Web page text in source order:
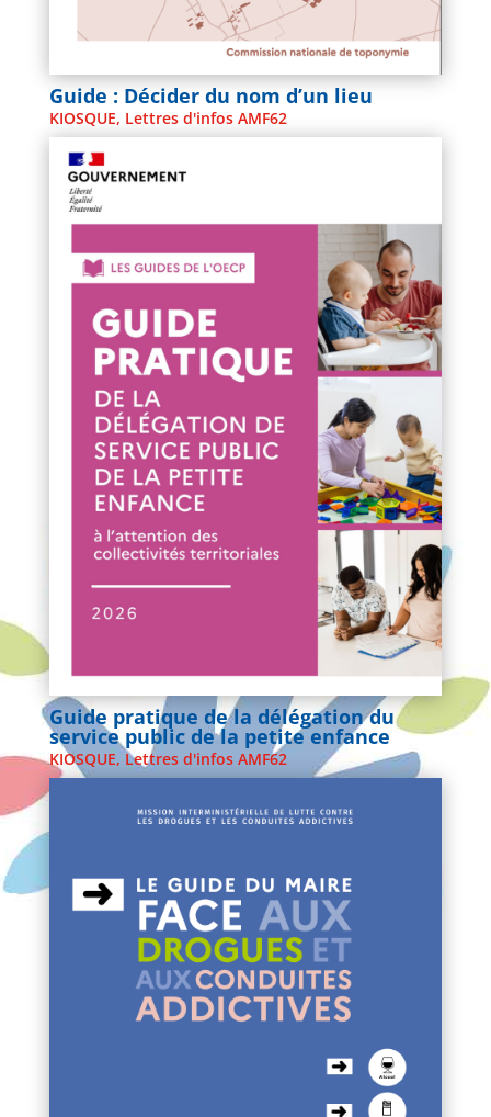
Guide : Décider du nom d’un lieu
KIOSQUE, Lettres d'infos AMF62
Guide pratique de la délégation du
service public de la petite enfance
KIOSQUE, Lettres d'infos AMF62